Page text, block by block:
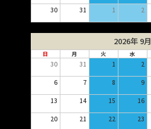
30 31 1 2
2026年 9月
日 月 火 水
30 31 1 2
6 7 8 9
13 14 15 16
20 21 22 23